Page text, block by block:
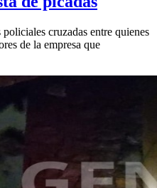
cruzadas entre quienes
de la empresa que